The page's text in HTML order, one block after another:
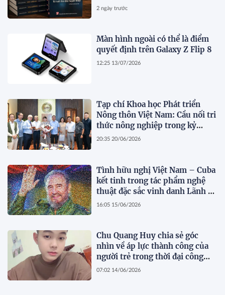
2 ngày trước
Màn hình ngoài có thể là điểm
quyết định trên Galaxy Z Flip 8
12:25 13/07/2026
Tạp chí Khoa học Phát triển
Nông thôn Việt Nam: Cầu nối tri
thức nông nghiệp trong kỷ
nguyên số
20:35 20/06/2026
Tình hữu nghị Việt Nam – Cuba
kết tinh trong tác phẩm nghệ
thuật đặc sắc vinh danh Lãnh tụ
Fidel Castro
16:05 15/06/2026
Chu Quang Huy chia sẻ góc
nhìn về áp lực thành công của
người trẻ trong thời đại công
nghệ số
07:02 14/06/2026